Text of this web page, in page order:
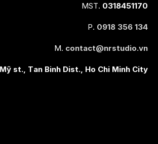
MST. 0318451170
P. 0918 356 134
M. contact@nrstudio.vn
st., Tan Binh Dist., Ho Chi Minh City